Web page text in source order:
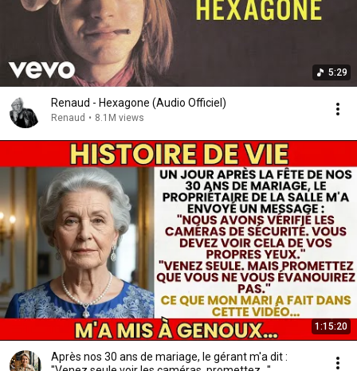
5:29
Renaud - Hexagone (Audio Officiel)
Renaud • 8.1M views
1:15:20
Après nos 30 ans de mariage, le gérant m'a dit :